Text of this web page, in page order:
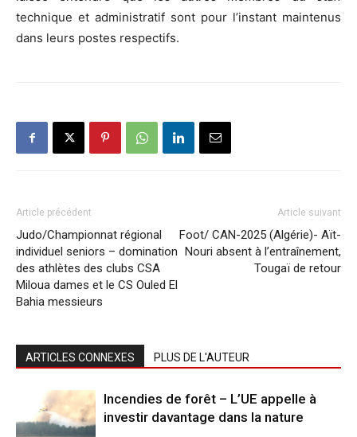
technique et administratif sont pour l’instant maintenus
dans leurs postes respectifs.
Article précédent
Judo/Championnat régional
individuel seniors – domination
des athlètes des clubs CSA
Miloua dames et le CS Ouled El
Bahia messieurs
Article suivant
Foot/ CAN-2025 (Algérie)- Aït-
Nouri absent à l’entraînement,
Tougaï de retour
ARTICLES CONNEXES PLUS DE L'AUTEUR
Incendies de forêt – L’UE appelle à
investir davantage dans la nature